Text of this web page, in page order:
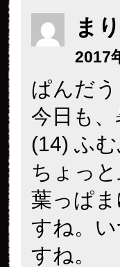
ま
2017
ぱんだ
今日も
(14) ふ
ちょっ
葉っぱ
すね。
すね。